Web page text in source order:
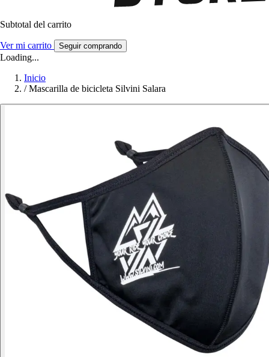
Subtotal del carrito
Ver mi carrito Seguir comprando
Loading...
Inicio
/ Mascarilla de bicicleta Silvini Salara